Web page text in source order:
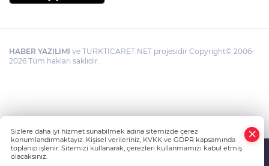
HABER YAZILIMI ve TURKTICARET.NET projesidir Copyright© 2006-
2026 Tüm hakları saklıdır.
Sizlere daha iyi hizmet sunabilmek adına sitemizde çerez
konumlandırmaktayız. Kişisel verileriniz, KVKK ve GDPR kapsamında
toplanıp işlenir. Sitemizi kullanarak, çerezleri kullanmamızı kabul etmiş
olacaksınız.